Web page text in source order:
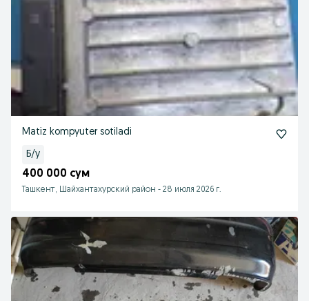
Matiz kompyuter sotiladi
Б/у
400 000 сум
Ташкент, Шайхантахурский район - 28 июля 2026 г.